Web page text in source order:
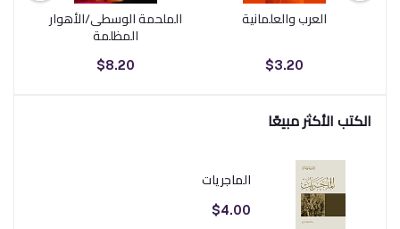
العرب والعلمانية
$3.20
الملحمة الوسطى/الأهوار
المظلمة
$8.20
الكتب الأكثر مبيعًا
الماجريات
$4.00